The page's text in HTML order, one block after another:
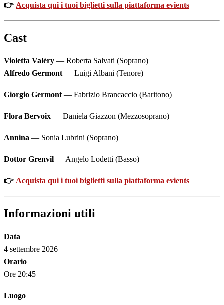
👉 Acquista qui i tuoi biglietti sulla piattaforma evients
Cast
Violetta Valéry — Roberta Salvati (Soprano)
Alfredo Germont— Luigi Albani (Tenore)
Giorgio Germont— Fabrizio Brancaccio (Baritono)
Flora Bervoix — Daniela Giazzon (Mezzosoprano)
Annina — Sonia Lubrini (Soprano)
Dottor Grenvil — Angelo Lodetti (Basso)
👉 Acquista qui i tuoi biglietti sulla piattaforma evients
Informazioni utili
Data
4 settembre 2026
Orario
Ore 20:45
Luogo